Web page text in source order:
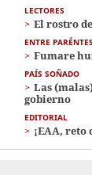
LECTORES
El rostro
ENTRE
Fumare
PAÍS SOÑADO
Las
gobierno
EDITORIAL
¡EAA,